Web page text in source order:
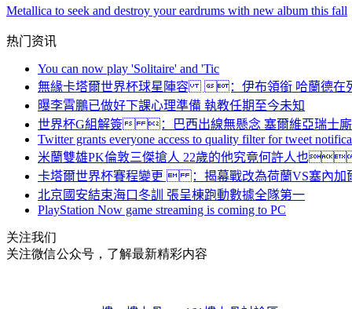
Metallica to seek and destroy your eardrums with new album this fall
热门资讯
You can now play 'Solitaire' and 'Tic
無緣卡塔爾世界杯球星陣容 ：伊布領銜 哈蘭德在
曝李霄鵬已做好下課心理準備 執教任期至今未知
世界杯G組解簽 ：巴西出線無懸念 塞爾維亞瑞士
Twitter grants everyone access to quality filter for tweet
米蘭雙雄PK倫敦三傑搶人 22歲的他究竟何許人也
卡塔爾世界杯賽程變更  ：揭幕戰改為荷蘭VS塞內加
北京國安結束海口冬訓 張呈棟跑動數據全隊第一
PlayStation Now game streaming is coming to PC
关注我们
关注微信公众号，了解最新精彩内容